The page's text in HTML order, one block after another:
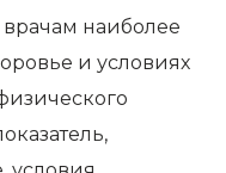
наиболее
и условиях